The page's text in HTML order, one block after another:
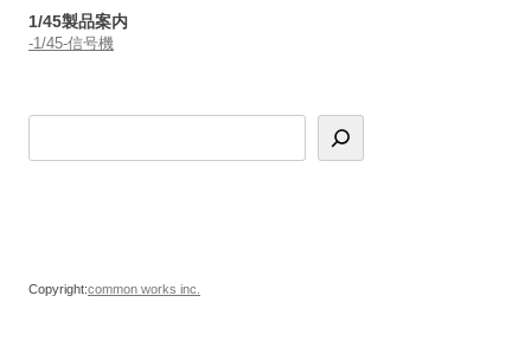
1/45製品案内
-1/45-信号機
Copyright:common works inc.